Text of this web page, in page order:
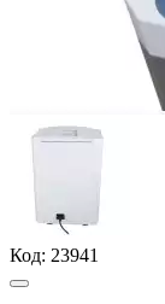
Код: 23941